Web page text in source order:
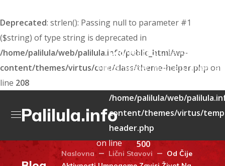
Deprecated: strlen(): Passing null to parameter #1
($string) of type string is deprecated in
/home/palilula/web/palilula.info/public_html/wp-
content/themes/virtus/core/class/theme-helper.php on
line 208
Palilula.info
Deprecated: Creation of
/home/palilula/web/
content/themes/virtus/
header.php
on line
500
Naslovna Lični Stavovi
Od Čije